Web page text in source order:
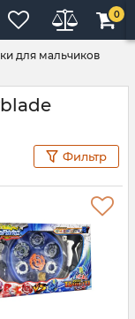
0
для мальчиков
Фильтр